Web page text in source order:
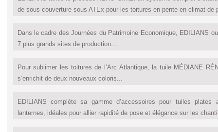
de sous couverture sous ATEx pour les toitures en pente en climat de
Dans le cadre des Journées du Patrimoine Economique, EDILIANS
7 plus grands sites de production...
Pour sublimer les toitures de l’Arc Atlantique, la tuile MÉDIANE
s’enrichit de deux nouveaux coloris...
EDILIANS complète sa gamme d’accessoires pour tuiles plates
lanternes, idéales pour allier rapidité de pose et élégance sur les